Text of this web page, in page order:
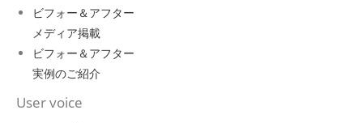
ビフォー＆アフター
メディア掲載
ビフォー＆アフター
実例のご紹介
User voice